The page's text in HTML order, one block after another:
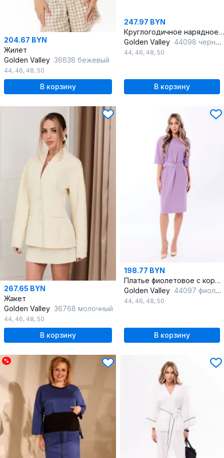
204.67 BYN
Жилет
Golden Valley 36638 бежевый
44, 46, 48, 50
В корзину
247.97 BYN
Круглогодичное нарядное платье с рельефами черное на подкладке
Golden Valley 44098 черный
44, 46, 48, 50
В корзину
267.65 BYN
Жакет
Golden Valley 36768 молочный
44, 46, 48, 50
В корзину
198.77 BYN
Платье фиолетовое с коротким рукавом и шлицей, без подкладки
Golden Valley 44097 фиолетовый
44, 46, 48, 50
В корзину
%